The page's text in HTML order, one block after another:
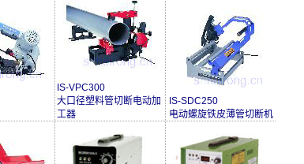
IS-VPC300
大口径塑料管切断电动加
工器
IS-SDC250
电动螺旋铁皮薄管切断机